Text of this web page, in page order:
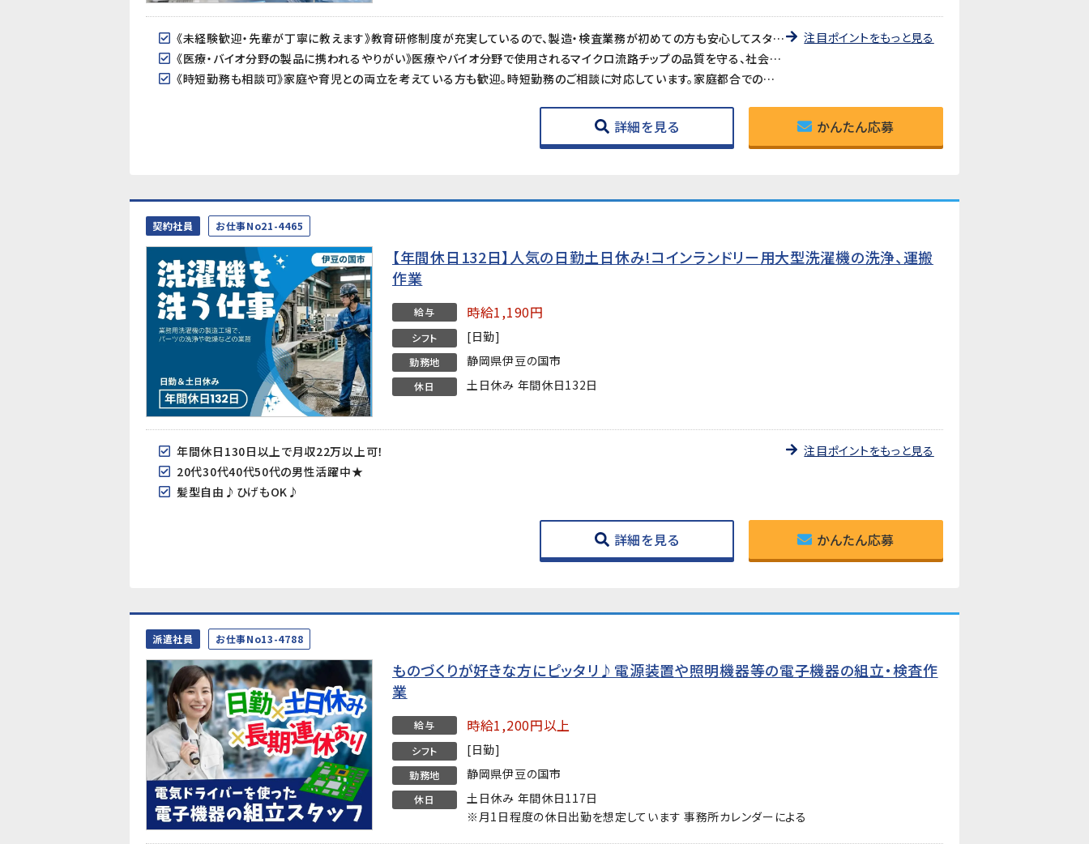
《未経験歓迎・先輩が丁寧に教えます》教育研修制度が充実しているので、製造・検査業務が初めての方も安心してスタートできます。アットホームな職場で長く働きやすい環境です。
《医療・バイオ分野の製品に携われるやりがい》医療やバイオ分野で使用されるマイクロ流路チップの品質を守る、社会に貢献できるお仕事です。クリーンルームでの作業で清潔な環境が保たれています。
《時短勤務も相談可》家庭や育児との両立を考えている方も歓迎。時短勤務のご相談に対応しています。家庭都合での休みも取りやすい職場です。
注目ポイントをもっと見る
詳細を見る かんたん応募
契約社員 お仕事No21-4465
【年間休日132日】人気の日勤土日休み!コインランドリー用大型洗濯機の洗浄、運搬
作業
給与 時給1,190円
シフト [日勤]
勤務地 静岡県伊豆の国市
休日 土日休み 年間休日132日
年間休日130日以上で月収22万以上可！
20代30代40代50代の男性活躍中★
髪型自由♪ひげもOK♪
注目ポイントをもっと見る
詳細を見る かんたん応募
派遣社員 お仕事No13-4788
ものづくりが好きな方にピッタリ♪電源装置や照明機器等の電子機器の組立・検査作
業
給与 時給1,200円以上
シフト [日勤]
勤務地 静岡県伊豆の国市
休日
土日休み 年間休日117日
※月1日程度の休日出勤を想定しています 事務所カレンダーによる